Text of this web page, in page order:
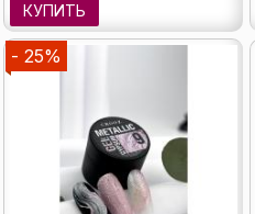
КУПИТЬ
- 25%